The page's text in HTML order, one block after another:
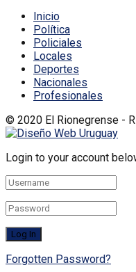
Inicio
Política
Policiales
Locales
Deportes
Nacionales
Profesionales
© 2020 El Rionegrense -
Login to your account
Forgotten Password?